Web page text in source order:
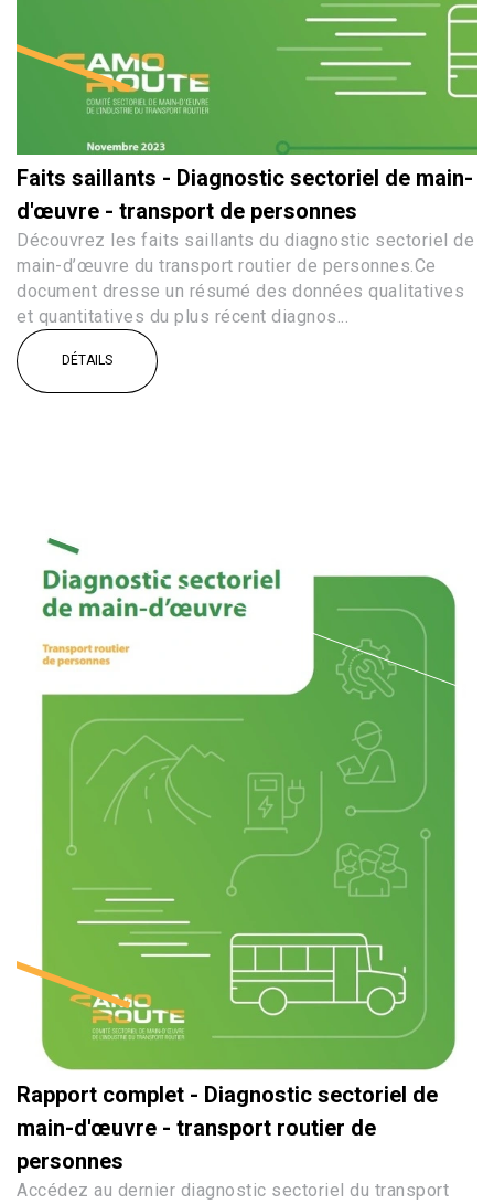
Faits saillants - Diagnostic sectoriel de main-
d'œuvre - transport de personnes
Découvrez les faits saillants du diagnostic sectoriel de
main-d’œuvre du transport routier de personnes.Ce
document dresse un résumé des données qualitatives
et quantitatives du plus récent diagnos...
DÉTAILS
Rapport complet - Diagnostic sectoriel de
main-d'œuvre - transport routier de
personnes
Accédez au dernier diagnostic sectoriel du transport